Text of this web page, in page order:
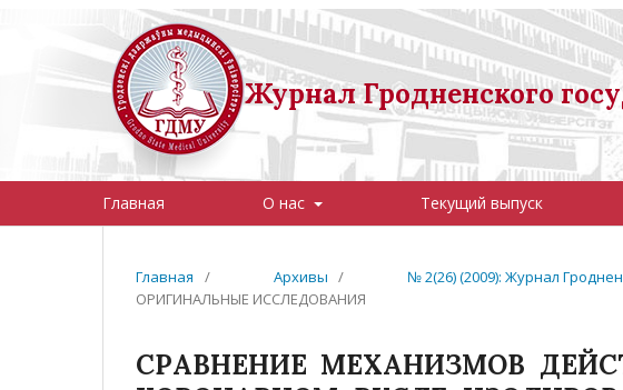
Журнал Гродненского
Главная О нас Текущий выпуск
Главная / Архивы / № 2(26) (2009): Журнал
ОРИГИНАЛЬНЫЕ ИССЛЕДОВАНИЯ
СРАВНЕНИЕ МЕХАНИЗМОВ